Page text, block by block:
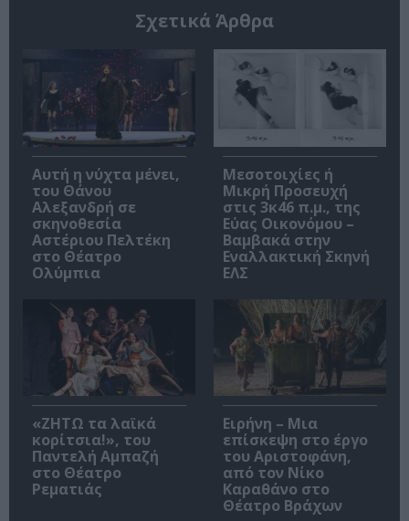
Σχετικά Άρθρα
Αυτή η νύχτα μένει,
του Θάνου
Αλεξανδρή σε
σκηνοθεσία
Αστέριου Πελτέκη
στο Θέατρο
Ολύμπια
Μεσοτοιχίες ή
Μικρή Προσευχή
στις 3κ46 π.μ., της
Εύας Οικονόμου –
Βαμβακά στην
Εναλλακτική Σκηνή
ΕΛΣ
«ΖΗΤΩ τα λαϊκά
κορίτσια!», του
Παντελή Αμπαζή
στο Θέατρο
Ρεματιάς
Ειρήνη – Μια
επίσκεψη στο έργο
του Αριστοφάνη,
από τον Νίκο
Καραθάνο στο
Θέατρο Βράχων